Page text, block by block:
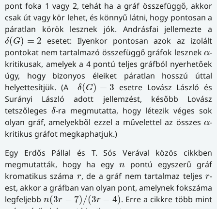
pont foka 1 vagy 2, tehát ha a gráf összefüggő, akkor
csak út vagy kör lehet, és könnyű látni, hogy pontosan a
páratlan körök lesznek jók. Andrásfai jellemezte a
δ(G) = 2
δ(G)=2
esetet: Ilyenkor pontosan azok az izolált
pontokat nem tartalmazó összefüggő gráfok lesznek α
α-
kritikusak, amelyek a 4 pontú teljes gráfból nyerhetőek
úgy, hogy bizonyos éleiket páratlan hosszú úttal
helyettesítjük. (A
δ(G) = 3
δ(G)=3
esetre Lovász László és
Surányi László adott jellemzést, később Lovász
tetszőleges δ
δ-ra megmutatta, hogy létezik véges sok
olyan gráf, amelyekből ezzel a művelettel az összes α
α-
kritikus gráfot megkaphatjuk.)
Egy Erdős Pállal és T. Sós Verával közös cikkben
megmutatták, hogy ha egy
n
n pontú egyszerű gráf
kromatikus száma r
r, de a gráf nem tartalmaz teljesr
r-
est, akkor a gráfban van olyan pont, amelynek fokszáma
legfeljebbn(3r − 7)/(3r − 4)
n(3r−7)/(3r−4)
. Erre a cikkre több mint